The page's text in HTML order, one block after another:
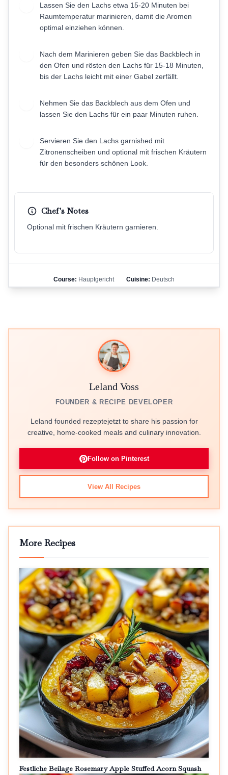
Lassen Sie den Lachs etwa 15-20 Minuten bei
Raumtemperatur marinieren, damit die Aromen
optimal einziehen können.
Nach dem Marinieren geben Sie das Backblech in
den Ofen und rösten den Lachs für 15-18 Minuten,
bis der Lachs leicht mit einer Gabel zerfällt.
Nehmen Sie das Backblech aus dem Ofen und
lassen Sie den Lachs für ein paar Minuten ruhen.
Servieren Sie den Lachs garnished mit
Zitronenscheiben und optional mit frischen Kräutern
für den besonders schönen Look.
Chef's Notes
Optional mit frischen Kräutern garnieren.
Course: Hauptgericht Cuisine: Deutsch
Leland Voss
FOUNDER & RECIPE DEVELOPER
Leland founded rezeptejetzt to share his passion for
creative, home-cooked meals and culinary innovation.
Follow on Pinterest
View All Recipes
More Recipes
Festliche Beilage Rosemary Apple Stuffed Acorn Squash